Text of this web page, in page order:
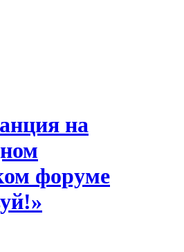
на
форуме